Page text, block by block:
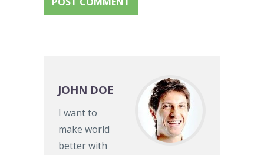
JOHN DOE
I want to
make world
better with